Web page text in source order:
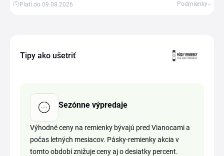
Platí do 09.08.2026 Podmienky
Tipy ako ušetriť
Sezónne výpredaje
Výhodné ceny na remienky bývajú pred Vianocami a
počas letných mesiacov. Pásky-remienky akcia v
tomto období znižuje ceny aj o desiatky percent.